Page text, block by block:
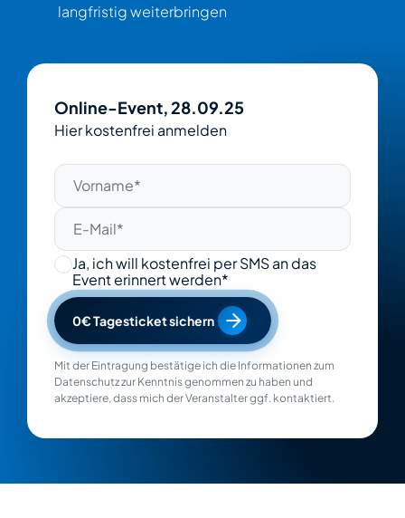
langfristig weiterbringen
Online-Event, 28.09.25
Hier kostenfrei anmelden
Ja, ich will kostenfrei per SMS an das
Event erinnert werden*
0€ Tagesticket sichern
Mit der Eintragung bestätige ich die Informationen zum
Datenschutz zur Kenntnis genommen zu haben und
akzeptiere, dass mich der Veranstalter ggf. kontaktiert.